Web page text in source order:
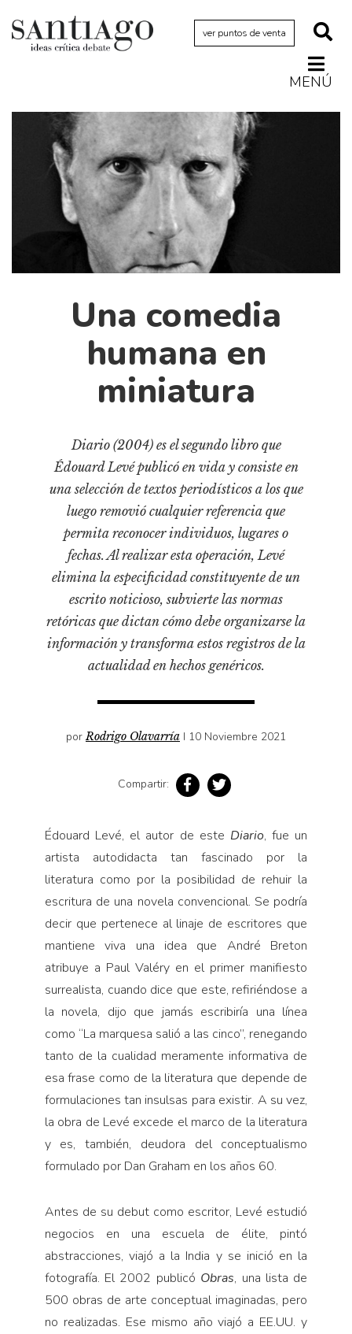
ver puntos de venta
MENÚ
Actualidad
Archivo Cenfoto-UDP
Arquetipos de situación
Artes visuales
Cine y televisión
Ciudad
Diccionario portátil de la literatura chilena
Gran reserva
Historia material de los libros
Lagunas mentales
Literatura
Medioambiente
Narrativas visuales
Turismo accidental
Vidas paralelas
Voces y lecturas
Una comedia
humana en
miniatura
Diario (2004) es el segundo libro que
Édouard Levé publicó en vida y consiste en
una selección de textos periodísticos a los que
luego removió cualquier referencia que
permita reconocer individuos, lugares o
fechas. Al realizar esta operación, Levé
elimina la especificidad constituyente de un
escrito noticioso, subvierte las normas
retóricas que dictan cómo debe organizarse la
información y transforma estos registros de la
actualidad en hechos genéricos.
porRodrigo Olavarría I 10 Noviembre 2021
Compartir:
Édouard Levé, el autor de este Diario, fue un
artista autodidac­ta tan fascinado por la
literatura como por la posibilidad de rehuir la
escritura de una novela conven­cional. Se podría
decir que pertenece al linaje de escritores que
mantiene viva una idea que André Breton
atribuye a Paul Valéry en el primer manifiesto
surrealista, cuando dice que este, refiriéndose a
la novela, dijo que jamás escribi­ría una línea
como “La marquesa salió a las cinco”, renegando
tanto de la cualidad meramente infor­mativa de
esa frase como de la literatura que depende de
formu­laciones tan insulsas para existir. A su vez,
la obra de Levé excede el marco de la literatura
y es, tam­bién, deudora del conceptualismo
formulado por Dan Graham en los años 60.
Antes de su debut como es­critor, Levé estudió
negocios en una escuela de élite, pintó
abstracciones, viajó a la India y se inició en la
fotografía. El 2002 publicó Obras, una lista de
500 obras de arte conceptual imaginadas, pero
no realizadas. Ese mismo año viajó a EE.UU. y